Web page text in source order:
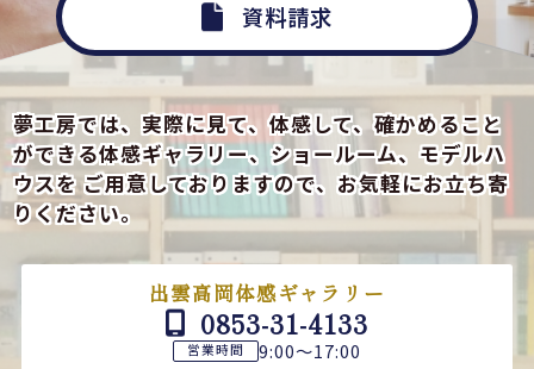
資料請求
夢工房では、実際に見て、体感して、確かめること
ができる体感ギャラリー、ショールーム、モデルハ
ウスをご用意しておりますので、お気軽にお立ち寄
りください。
出雲高岡体感ギャラリー
0853-31-4133
営業時間 9:00～17:00